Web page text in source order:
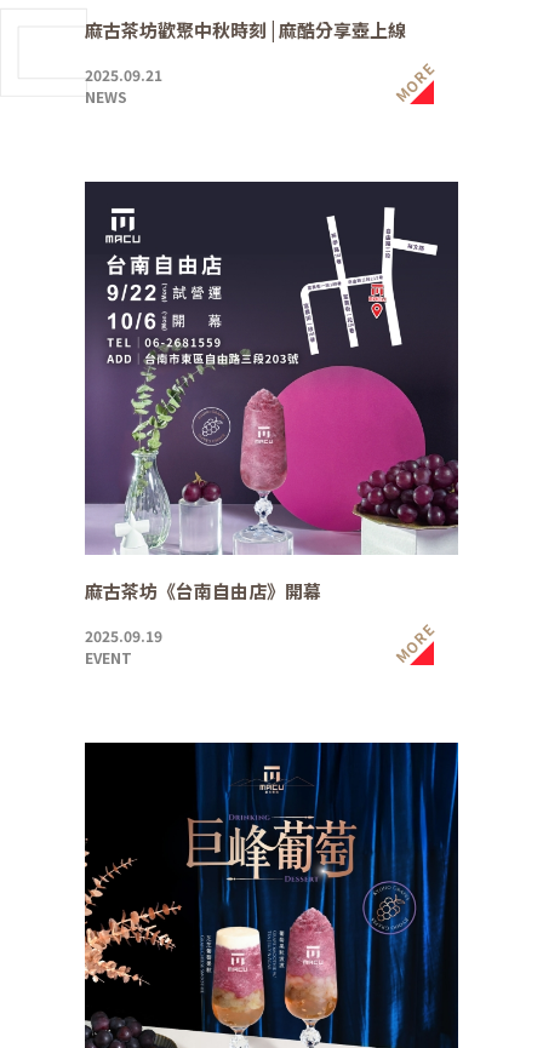
麻古茶坊歡聚中秋時刻 | 麻酷分享壺上線
2025.09.21
NEWS
MORE
麻古茶坊《台南自由店》開幕
2025.09.19
EVENT
MORE